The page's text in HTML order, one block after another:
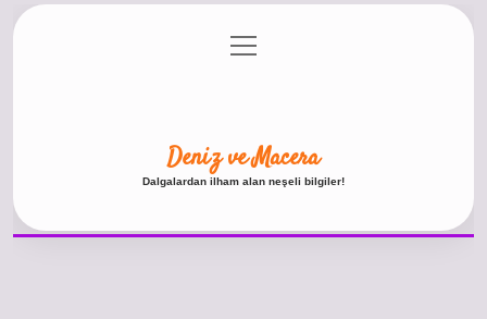
Gizlilik Politikası
menüyü
aç
Deniz ve Macera
Dalgalardan ilham alan neşeli bilgiler!